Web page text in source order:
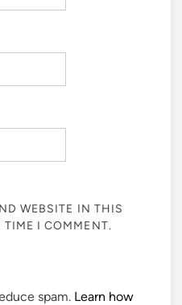
WEBSITE IN THIS
TIME I COMMENT.
spam. Learn how